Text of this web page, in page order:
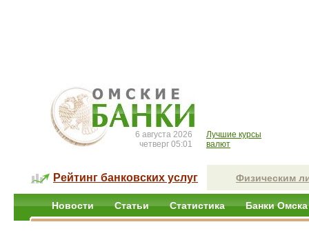
6 августа 2026
четверг 05:01
Лучшие курсы
валют
Рейтинг банковских услуг Физическим
Новости Статьи Статистика Банки Омска